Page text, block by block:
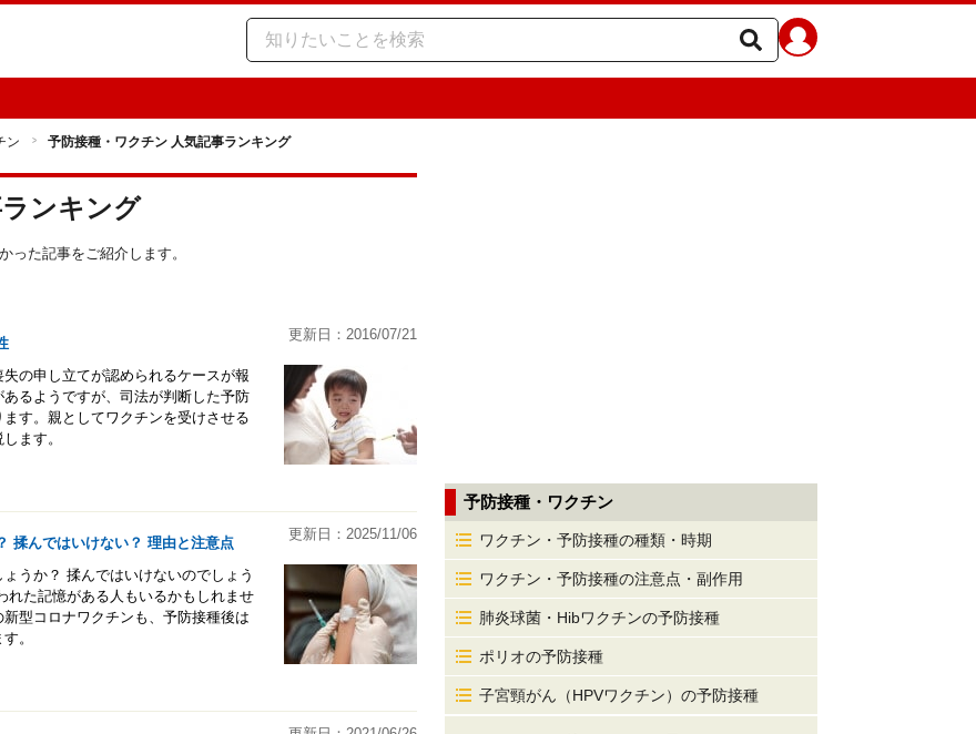
ン 予防接種・ワクチン 人気記事ランキング
ンキング
った記事をご紹介します。
更新日：2016/07/21
の申し立てが認められるケースが報
るようですが、司法が判断した予防
す。親としてワクチンを受けさせる
ます。
揉んではいけない？ 理由と注意点
更新日：2025/11/06
うか？ 揉んではいけないのでしょう
れた記憶がある人もいるかもしれませ
型コロナワクチンも、予防接種後は
。
予防接種・ワクチン
ワクチン・予防接種の種類・時期
ワクチン・予防接種の注意点・副作用
肺炎球菌・Hibワクチンの予防接種
ポリオの予防接種
子宮頸がん（HPVワクチン）の予防接種